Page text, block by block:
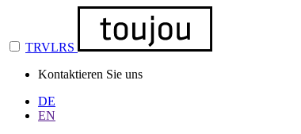
TRVLRS
Kontaktieren Sie uns
DE
EN